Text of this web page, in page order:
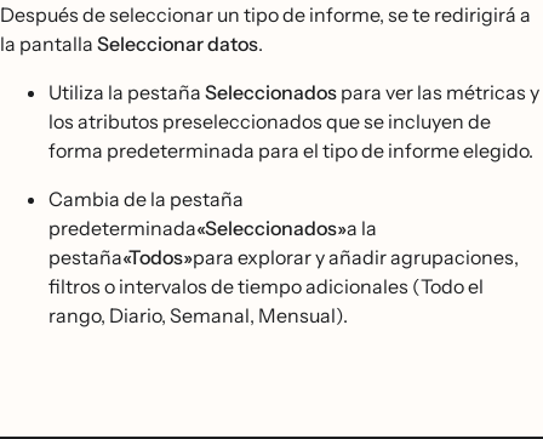
Después de seleccionar un tipo de informe, se te redirigirá a
la pantalla Seleccionar datos.
Utiliza la pestaña Seleccionados para ver las métricas y
los atributos preseleccionados que se incluyen de
forma predeterminada para el tipo de informe elegido.
Cambia de la pestaña
predeterminada«Seleccionados»a la
pestaña«Todos»para explorar y añadir agrupaciones,
filtros o intervalos de tiempo adicionales (Todo el
rango, Diario, Semanal, Mensual).